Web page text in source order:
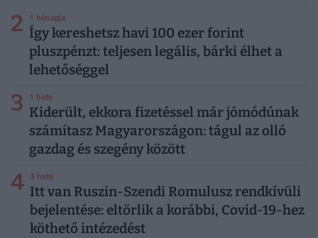
2 1 hónapja
Így kereshetsz havi 100 ezer forint
pluszpénzt: teljesen legális, bárki élhet a
lehetőséggel
3 1 hete
Kiderült, ekkora fizetéssel már jómódúnak
számítasz Magyarországon: tágul az olló
gazdag és szegény között
4 3 hete
Itt van Ruszin-Szendi Romulusz rendkívüli
bejelentése: eltörlik a korábbi, Covid-19-hez
köthető intézedést